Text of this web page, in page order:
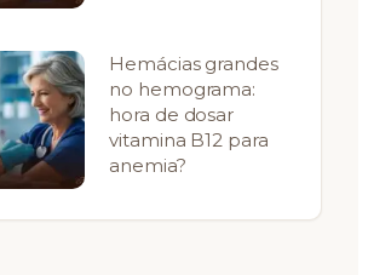
Hemácias grandes
no hemograma:
hora de dosar
vitamina B12 para
anemia?